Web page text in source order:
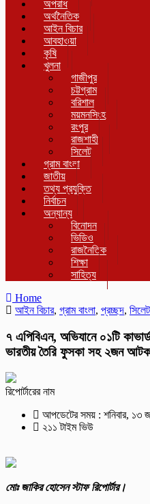
অপরাধ
অর্থনৈতিক
আইন বিচার
আবহাওয়া
কৃষি
খুলনা
গাজীপুর
চট্টগ্রাম
বরিশাল
ময়মনসিংহ
রংপুর
রাজশাহী
সিলেট
গ্রাম বাংলা
জাতীয়
তথ্য প্রযুক্তি
নির্বাচন
অন্যান্য
বিনোদন
ভিডিও
রাজনৈতিক
শিক্ষা
সাহিত্য
Home
আইন বিচার, গ্রাম বাংলা, প্রচ্ছদ, সিলেট
৭ এপিবিএন, অভিযানে ০১টি
ভারতীয় তৈরি ফুসকা সহ ২জন
রিপোর্টারের নাম
আপডেটের সময় : শনিবার, ১৩
২১১ টাইম ভিউ
মোঃ জাকির হোসেন স্টাফ রিপোর্টার।